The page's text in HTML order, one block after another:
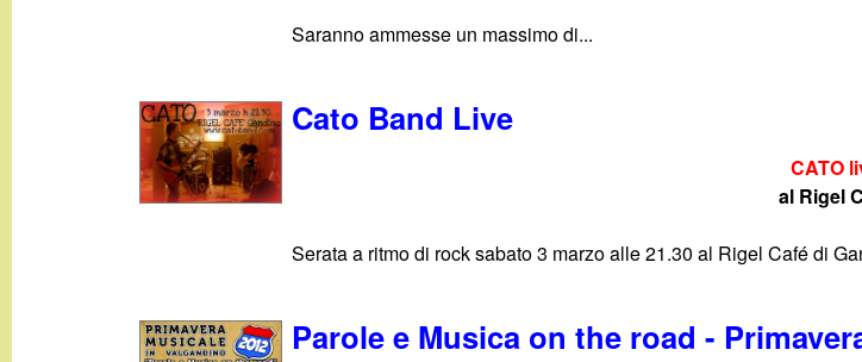
Saranno ammesse un massimo di...
Cato Band Live
CATO
al Rigel
Serata a ritmo di rock sabato 3 marzo alle 21.30 al Rigel Café di
Parole e Musica on the road -